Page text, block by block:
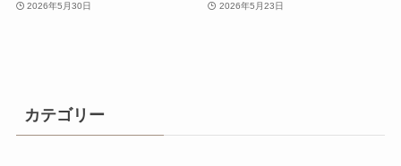
2026年5月30日 2026年5月23日
カテゴリー